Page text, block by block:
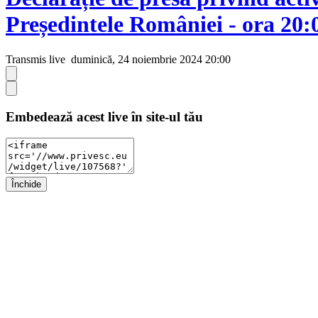
Președintele României - ora
Transmis live duminică, 24 noiembrie 2024 20:00
Embedează acest live în site-ul tău
Închide